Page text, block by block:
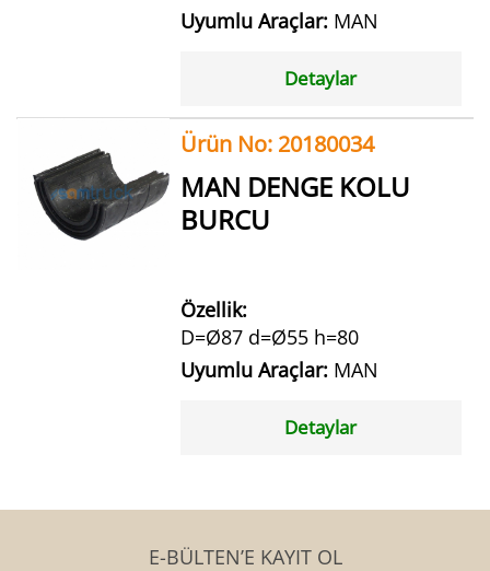
Uyumlu Araçlar: MAN
Detaylar
Ürün No: 20180034
MAN DENGE KOLU
BURCU
Özellik:
D=Ø87 d=Ø55 h=80
Uyumlu Araçlar: MAN
Detaylar
E-BÜLTEN’E KAYIT OL